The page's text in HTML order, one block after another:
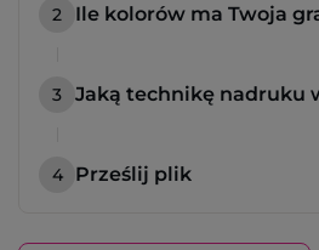
2 Ile kolorów ma Twoja
3 Jaką technikę nadruku
4 Prześlij plik